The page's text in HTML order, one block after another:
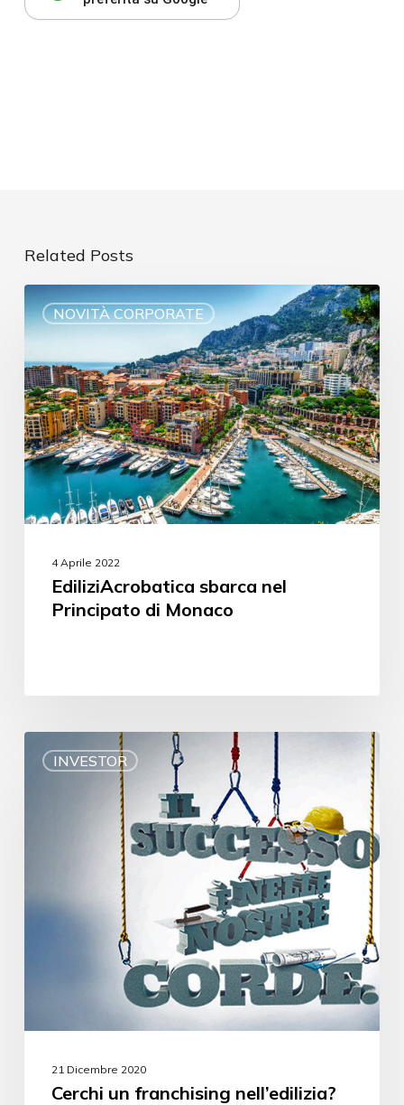
Related Posts
NOVITÀ CORPORATE
4 Aprile 2022
EdiliziAcrobatica sbarca nel
Principato di Monaco
INVESTOR
21 Dicembre 2020
Cerchi un franchising nell’edilizia?